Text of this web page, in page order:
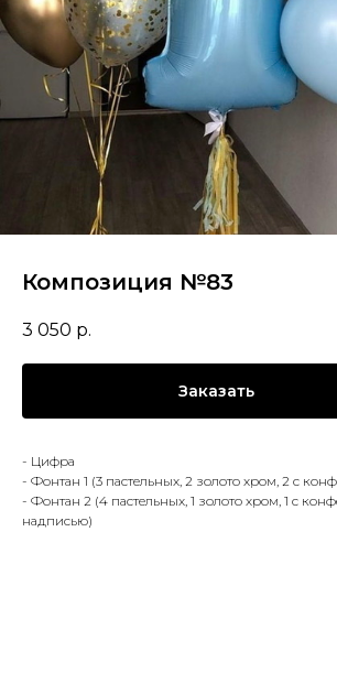
Композиция №83
3 050 р.
Заказать
- Цифра
- Фонтан 1 (3 пастельных, 2 золото хром, 2 с
- Фонтан 2 (4 пастельных, 1 золото хром, 1 с
надписью)